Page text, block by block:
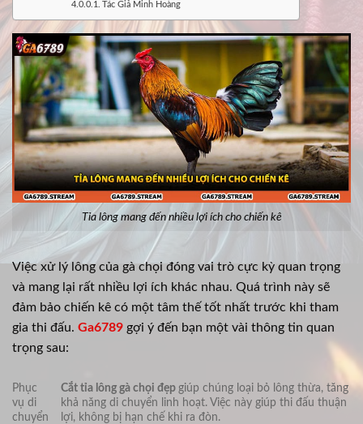
Tác Giả Minh Hoàng
Tỉa lông mang đến nhiều lợi ích cho chiến kê
Việc xử lý lông của gà chọi đóng vai trò cực kỳ quan trọng
và mang lại rất nhiều lợi ích khác nhau. Quá trình này sẽ
đảm bảo chiến kê có một tâm thế tốt nhất trước khi tham
gia thi đấu. Ga6789 gợi ý đến bạn một vài thông tin quan
trọng sau:
Phục
vụ di
chuyển
Cắt tỉa lông gà chọi đẹp giúp chúng loại bỏ lông thừa, tăng
khả năng di chuyển linh hoạt. Việc này giúp thi đấu thuận
lợi, không bị hạn chế khi ra đòn.